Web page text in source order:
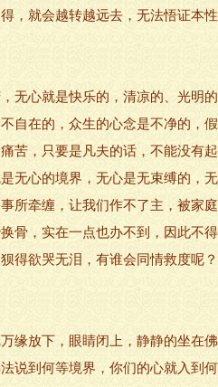
，就会越转越远去，无法悟证本
无心就是快乐的，清凉的、光明
自在的，众生的心念是不净的，
苦，只要是凡夫的话，不能没有
无心的境界，无心是无束缚的，
所牵缠，让我们作不了主，被家
骨，实在一点也办不到，因此不
得欲哭无泪，有谁会同情救度呢
缘放下，眼睛闭上，静静的坐在
说到何等境界，你们的心就入到